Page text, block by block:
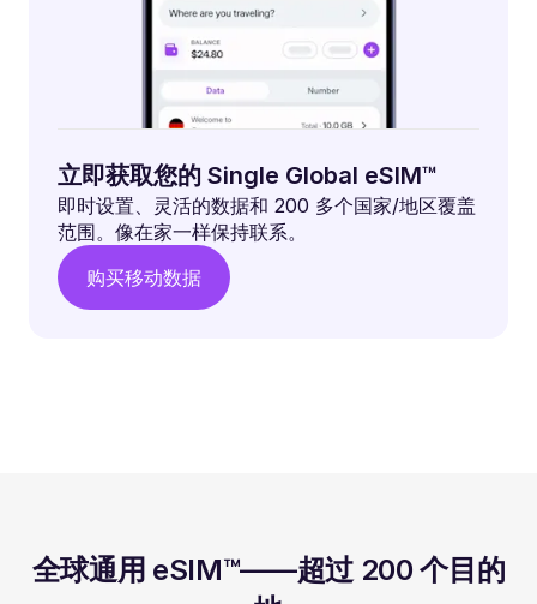
立即获取您的 Single Global eSIM™
即时设置、灵活的数据和 200 多个国家/地区覆盖
范围。像在家一样保持联系。
购买移动数据
全球通用 eSIM™——超过 200 个目的